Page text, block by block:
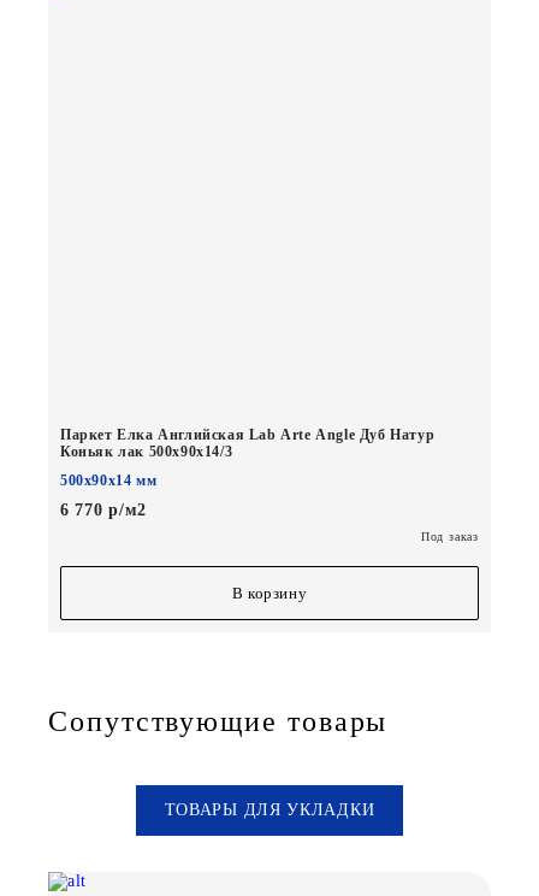
Паркет Елка Английская Lab Arte Angle Дуб Натур
Коньяк лак 500х90х14/3
500х90х14 мм
6 770 р/м2
Под заказ
В корзину
Сопутствующие товары
ТОВАРЫ ДЛЯ УКЛАДКИ